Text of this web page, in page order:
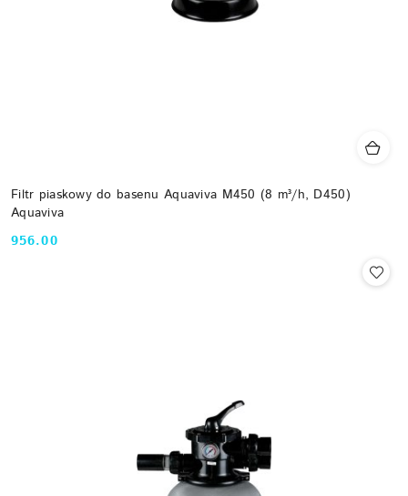
Filtr piaskowy do basenu Aquaviva M450 (8 m³/h, D450)
Aquaviva
Cena:
956.00